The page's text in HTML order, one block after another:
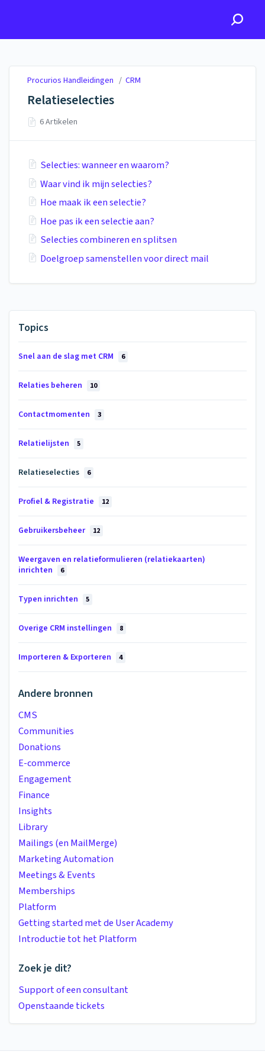
Topics
Snel aan de slag met CRM 6
Relaties beheren 10
Contactmomenten 3
Relatielijsten 5
Relatieselecties 6
Profiel & Registratie 12
Gebruikersbeheer 12
Weergaven en relatieformulieren (relatiekaarten)
inrichten
6
Typen inrichten 5
Overige CRM instellingen 8
Importeren & Exporteren 4
Andere bronnen
CMS
Communities
Donations
E-commerce
Engagement
Finance
Insights
Library
Mailings (en MailMerge)
Marketing Automation
Meetings & Events
Memberships
Platform
Getting started met de User Academy
Introductie tot het Platform
Zoek je dit?
Support of een consultant
Openstaande tickets
Procurios Handleidingen / CRM
Relatieselecties
6 Artikelen
Selecties: wanneer en waarom?
Waar vind ik mijn selecties?
Hoe maak ik een selectie?
Hoe pas ik een selectie aan?
Selecties combineren en splitsen
Doelgroep samenstellen voor direct mail